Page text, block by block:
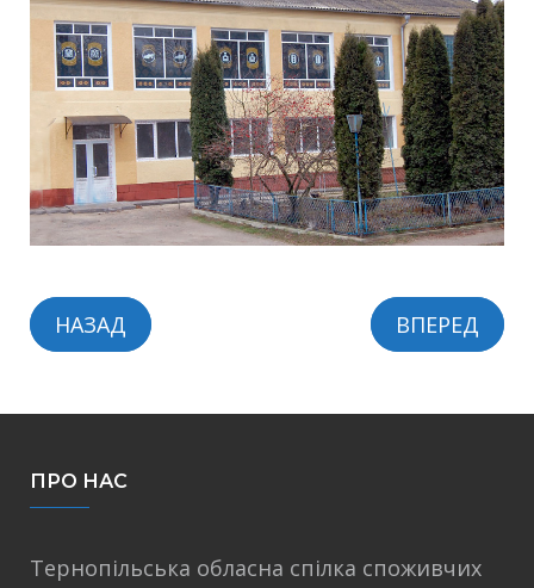
НАЗАД ВПЕРЕД
ПРО НАС
Тернопільська обласна спілка споживчих